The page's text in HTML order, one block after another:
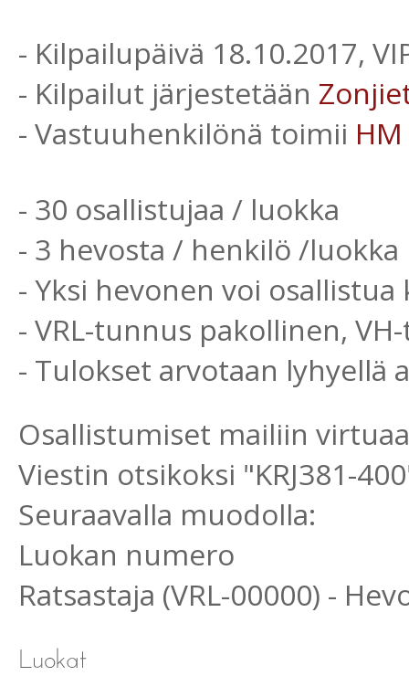
- Kilpailupäivä 18.10.2017,
- Kilpailut järjestetään
- Vastuuhenkilönä toimii HM
- 30 osallistujaa / luokka
- 3 hevosta / henkilö /luokka
- Yksi hevonen voi
- VRL-tunnus pakollinen,
- Tulokset arvotaan lyhyellä
Osallistumiset mailiin
Viestin otsikoksi "KRJ381-
Seuraavalla muodolla:
Luokan numero
Ratsastaja (VRL-00000) -